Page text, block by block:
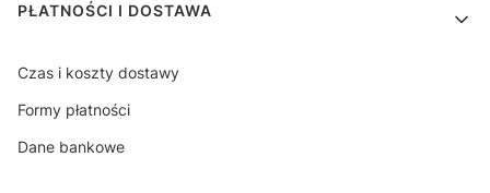
PŁATNOŚCI I DOSTAWA
Czas i koszty dostawy
Formy płatności
Dane bankowe